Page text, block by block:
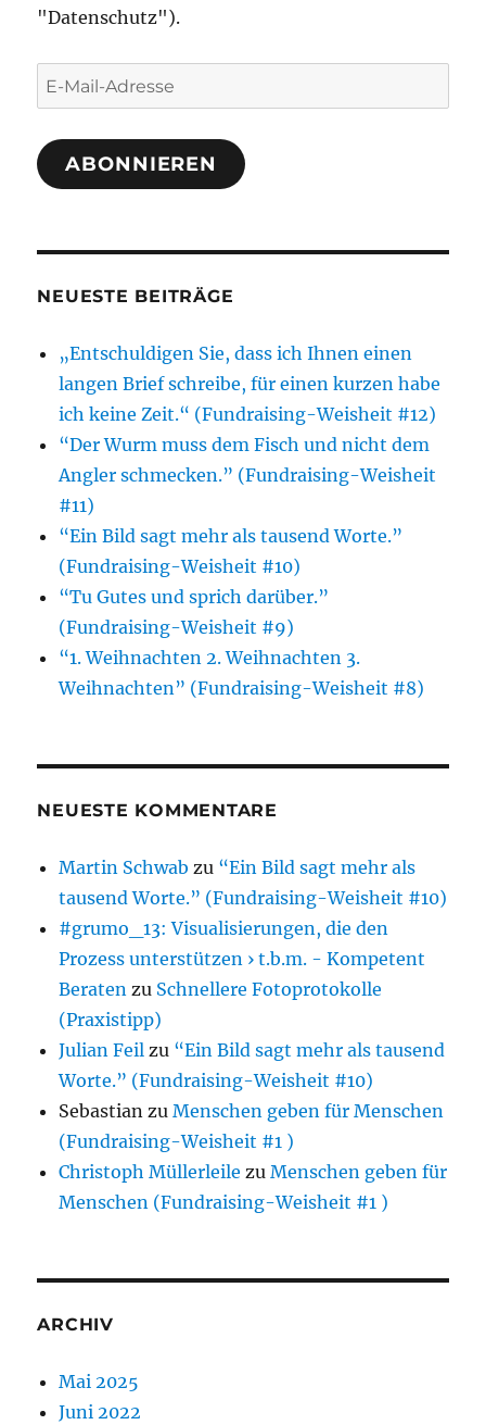
"Datenschutz").
E-
Mail-
Adresse
ABONNIEREN
NEUESTE BEITRÄGE
„Entschuldigen Sie, dass ich Ihnen einen
langen Brief schreibe, für einen kurzen habe
ich keine Zeit.“ (Fundraising-Weisheit #12)
“Der Wurm muss dem Fisch und nicht dem
Angler schmecken.” (Fundraising-Weisheit
#11)
“Ein Bild sagt mehr als tausend Worte.”
(Fundraising-Weisheit #10)
“Tu Gutes und sprich darüber.”
(Fundraising-Weisheit #9)
“1. Weihnachten 2. Weihnachten 3.
Weihnachten” (Fundraising-Weisheit #8)
NEUESTE KOMMENTARE
Martin Schwab zu “Ein Bild sagt mehr als
tausend Worte.” (Fundraising-Weisheit #10)
#grumo_13: Visualisierungen, die den
Prozess unterstützen › t.b.m. - Kompetent
Beraten zu Schnellere Fotoprotokolle
(Praxistipp)
Julian Feil zu “Ein Bild sagt mehr als tausend
Worte.” (Fundraising-Weisheit #10)
Sebastian zuMenschen geben für Menschen
(Fundraising-Weisheit #1 )
Christoph Müllerleile zuMenschen geben für
Menschen (Fundraising-Weisheit #1 )
ARCHIV
Mai 2025
Juni 2022